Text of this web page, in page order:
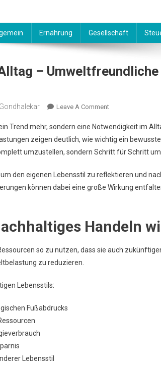
Ernährung Gesellschaft
–
Leave A CommentOn
Alltag
–
Festigen
Trend mehr, sondern eine Notwendigkeit im
zeigen deutlich, wie wichtig ein
umzustellen, sondern Schritt für Schritt
um den eigenen Lebensstil zu reflektieren und
können dabei eine große Wirkung
Handeln
so zu nutzen, dass sie auch
zu reduzieren.
Lebensstils:
Fußabdrucks
Lebensstil